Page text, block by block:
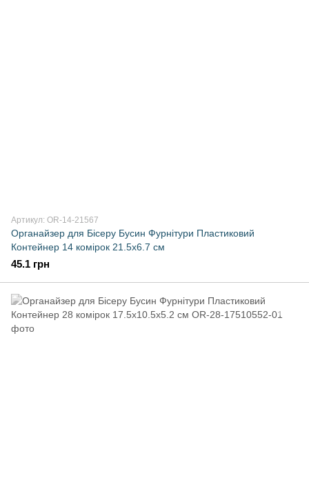
Артикул: OR-14-21567
Органайзер для Бісеру Бусин Фурнітури Пластиковий
Контейнер 14 комірок 21.5x6.7 см
45.1 грн